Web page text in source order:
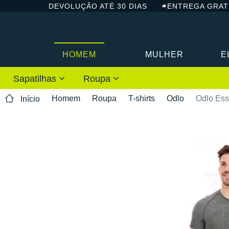
DEVOLUÇÃO ATÉ 30 DIAS ENTREGA
HOMEM MULHER
Sapatilhas Roupa
Início Homem Roupa T-shirts Odlo Odlo